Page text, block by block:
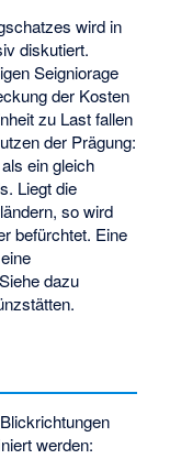
wird in
diskutiert.
Seigniorage
der Kosten
zu Last fallen
der Prägung:
ein gleich
Liegt die
so wird
befürchtet. Eine
dazu
.
werden: